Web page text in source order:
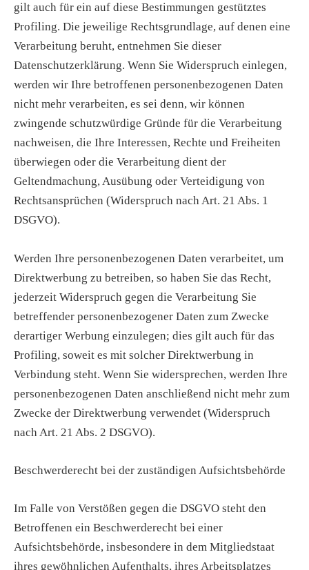
gilt auch für ein auf diese Bestimmungen gestütztes
Profiling. Die jeweilige Rechtsgrundlage, auf denen eine
Verarbeitung beruht, entnehmen Sie dieser
Datenschutzerklärung. Wenn Sie Widerspruch einlegen,
werden wir Ihre betroffenen personenbezogenen Daten
nicht mehr verarbeiten, es sei denn, wir können
zwingende schutzwürdige Gründe für die Verarbeitung
nachweisen, die Ihre Interessen, Rechte und Freiheiten
überwiegen oder die Verarbeitung dient der
Geltendmachung, Ausübung oder Verteidigung von
Rechtsansprüchen (Widerspruch nach Art. 21 Abs. 1
DSGVO).
Werden Ihre personenbezogenen Daten verarbeitet, um
Direktwerbung zu betreiben, so haben Sie das Recht,
jederzeit Widerspruch gegen die Verarbeitung Sie
betreffender personenbezogener Daten zum Zwecke
derartiger Werbung einzulegen; dies gilt auch für das
Profiling, soweit es mit solcher Direktwerbung in
Verbindung steht. Wenn Sie widersprechen, werden Ihre
personenbezogenen Daten anschließend nicht mehr zum
Zwecke der Direktwerbung verwendet (Widerspruch
nach Art. 21 Abs. 2 DSGVO).
Beschwerderecht bei der zuständigen Aufsichtsbehörde
Im Falle von Verstößen gegen die DSGVO steht den
Betroffenen ein Beschwerderecht bei einer
Aufsichtsbehörde, insbesondere in dem Mitgliedstaat
ihres gewöhnlichen Aufenthalts, ihres Arbeitsplatzes